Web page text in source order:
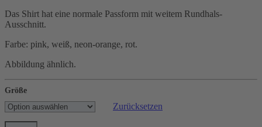
Das Shirt hat eine normale Passform mit weitem Rundhals-
Ausschnitt.
Farbe: pink, weiß, neon-orange, rot.
Abbildung ähnlich.
Größe
Zurücksetzen